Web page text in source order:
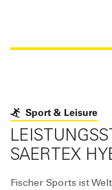
Sport & Leisure
SAERTEX
Fischer Sports ist